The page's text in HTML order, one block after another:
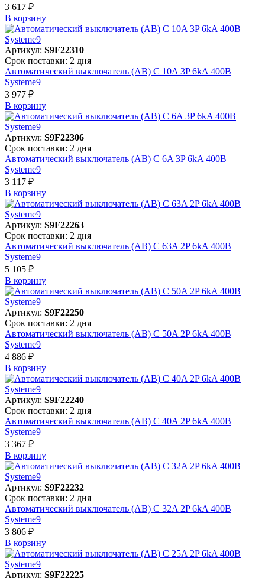
3 617 ₽
В корзинy
Артикул: S9F22310
Срок поставки: 2 дня
Автоматический выключатель (АВ) C 10A 3P 6kA 400В
Systeme9
3 977 ₽
В корзинy
Артикул: S9F22306
Срок поставки: 2 дня
Автоматический выключатель (АВ) C 6A 3P 6kA 400В
Systeme9
3 117 ₽
В корзинy
Артикул: S9F22263
Срок поставки: 2 дня
Автоматический выключатель (АВ) C 63A 2P 6kA 400В
Systeme9
5 105 ₽
В корзинy
Артикул: S9F22250
Срок поставки: 2 дня
Автоматический выключатель (АВ) C 50A 2P 6kA 400В
Systeme9
4 886 ₽
В корзинy
Артикул: S9F22240
Срок поставки: 2 дня
Автоматический выключатель (АВ) C 40A 2P 6kA 400В
Systeme9
3 367 ₽
В корзинy
Артикул: S9F22232
Срок поставки: 2 дня
Автоматический выключатель (АВ) C 32A 2P 6kA 400В
Systeme9
3 806 ₽
В корзинy
Артикул: S9F22225